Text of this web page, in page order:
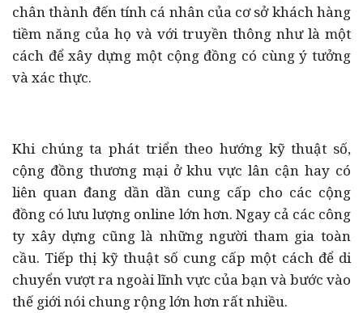
chân thành đến tính cá nhân của cơ sở khách hàng
tiềm năng của họ và với truyền thông như là một
cách để xây dựng một cộng đồng có cùng ý tưởng
và xác thực.
Khi chúng ta phát triển theo hướng kỹ thuật số,
cộng đồng thương mại ở khu vực lân cận hay có
liên quan đang dần dần cung cấp cho các cộng
đồng có lưu lượng online lớn hơn. Ngay cả các công
ty xây dựng cũng là những người tham gia toàn
cầu. Tiếp thị kỹ thuật số cung cấp một cách để di
chuyển vượt ra ngoài lĩnh vực của bạn và bước vào
thế giới nói chung rộng lớn hơn rất nhiều.